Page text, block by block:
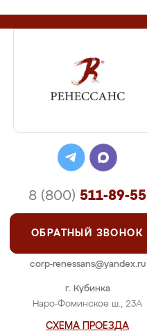
г. Кубинка
Наро-Фоминское ш., 23А
СХЕМА ПРОЕЗДА
8 (800) 511-89-55
ОБРАТНЫЙ ЗВОНОК
corp-renessans@yandex.ru